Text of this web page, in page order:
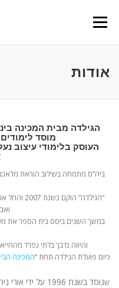
content
Menu
אודות
הגילדה מבית המכינה
מוסד
העוסק בלימודי עיצוב
ביה”ס מתמחה בשילוב הוראת מלאכות
“הגילדה”
במשך השנים ביסס בית הספר את
והיווה נדבך בלתי נפרד
כיום פועלת הגילדה תחת “המכינה
ש
נוסד בשנת 1996